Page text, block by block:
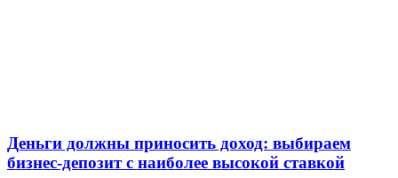
Деньги должны приносить доход: выбираем
бизнес-депозит с наиболее высокой ставкой